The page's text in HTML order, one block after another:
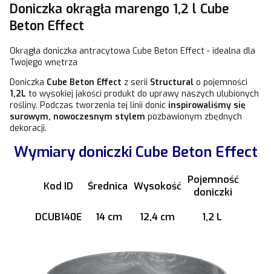
Doniczka okrągła marengo 1,2 l Cube
Beton Effect
Okrągła doniczka antracytowa Cube Beton Effect - idealna dla
Twojego wnętrza
Doniczka Cube Beton Effect z serii Structural o pojemności
1,2L to wysokiej jakości produkt do uprawy naszych ulubionych
rośliny. Podczas tworzenia tej linii donic inspirowaliśmy się
surowym, nowoczesnym stylem pozbawionym zbędnych
dekoracji.
Wymiary doniczki Cube Beton Effect
Kod ID Średnica Wysokość
Pojemność
doniczki
DCUB140E
14 cm 12,4 cm 1,2 L